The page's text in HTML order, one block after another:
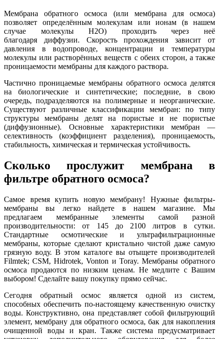
Мембрана обратного осмоса (или мембрана для осмоса)
позволяет определённым молекулам или ионам (в нашем
случае молекулы H2O) проходить через неё
благодаря диффузии. Скорость прохождения зависит от
давления в водопроводе, концентрации и температуры
молекулы или растворённых веществ с обеих сторон, а также
проницаемости мембраны для каждого раствора.
Частично проницаемые мембраны обратного осмоса делятся
на биологические и синтетические; последние, в свою
очередь, подразделяются на полимерные и неорганические.
Существуют различные классификации мембран: по типу
структуры мембраны делят на пористые и не пористые
(диффузионные). Основные характеристики мембран —
селективность (коэффициент разделения), проницаемость,
стабильность, химическая и термическая устойчивость.
Сколько прослужит мембрана в
фильтре обратного осмоса?
Самое время купить новую мембрану! Нужные фильтры-
мембраны вы легко найдете в нашем магазине. Мы
предлагаем мембранные элементы самой разной
производительности: от 145 до 2100 литров в сутки.
Стандартные осмотические и ультрафильтрационные
мембраны, которые сделают кристально чистой даже самую
грязную воду. В этом каталоге вы отыщете производителей
Filmtek; CSM, Hidrotek, Vonton и Toray. Мембраны обратного
осмоса продаются по низким ценам. Не медлите с Вашим
выбором! Сделайте вашу покупку прямо сейчас.
Сегодня обратный осмос является одной из систем,
способных обеспечить по-настоящему качественную очистку
воды. Конструктивно, она представляет собой фильтрующий
элемент, мембрану для обратного осмоса, бак для накопления
очищенной воды и кран. Также система предусматривает